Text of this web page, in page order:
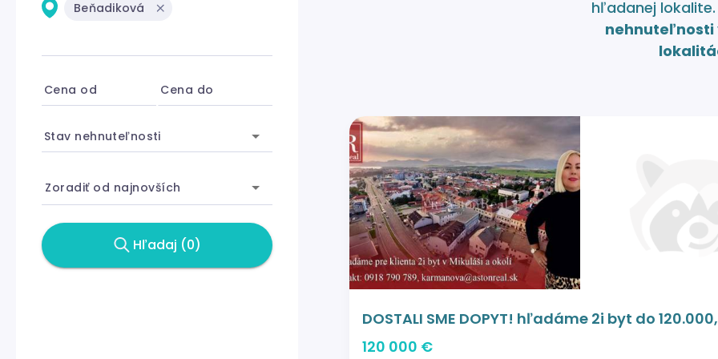
Beňadiková
Cena od Cena do
Stav nehnuteľnosti
Zoradiť od najnovších
Hľadaj (0)
hľadanej
nehnuteľnosti
DOSTALI SME DOPYT! hľadáme 2i byt do
120 000 €